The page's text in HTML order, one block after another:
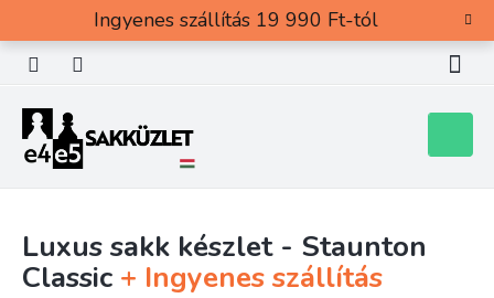
tartalomhoz
Ingyenes szállítás 19 990 Ft-tól
Luxus sakk készlet - Staunton
Classic + Ingyenes szállítás